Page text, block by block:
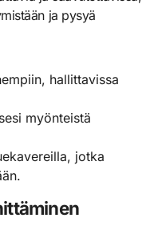
ja pysyä
hallittavissa
myönteistä
jotka